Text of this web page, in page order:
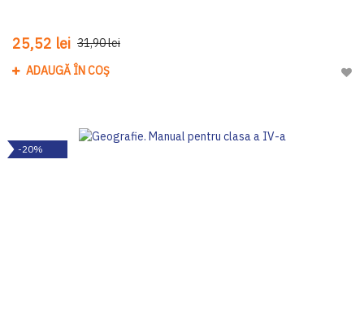
25,52 lei 31,90 lei
ADAUGĂ ÎN COȘ
-20%